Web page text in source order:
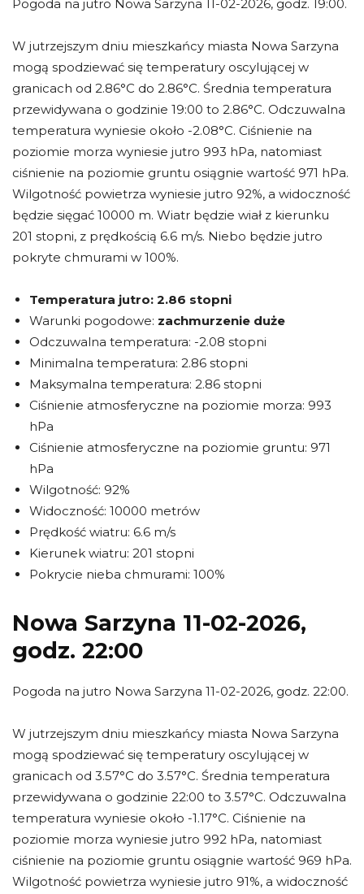
Pogoda na jutro Nowa Sarzyna 11-02-2026, godz. 19:00.
W jutrzejszym dniu mieszkańcy miasta Nowa Sarzyna
mogą spodziewać się temperatury oscylującej w
granicach od 2.86°C do 2.86°C. Średnia temperatura
przewidywana o godzinie 19:00 to 2.86°C. Odczuwalna
temperatura wyniesie około -2.08°C. Ciśnienie na
poziomie morza wyniesie jutro 993 hPa, natomiast
ciśnienie na poziomie gruntu osiągnie wartość 971 hPa.
Wilgotność powietrza wyniesie jutro 92%, a widoczność
będzie sięgać 10000 m. Wiatr będzie wiał z kierunku
201 stopni, z prędkością 6.6 m/s. Niebo będzie jutro
pokryte chmurami w 100%.
Temperatura jutro: 2.86 stopni
Warunki pogodowe: zachmurzenie duże
Odczuwalna temperatura: -2.08 stopni
Minimalna temperatura: 2.86 stopni
Maksymalna temperatura: 2.86 stopni
Ciśnienie atmosferyczne na poziomie morza: 993
hPa
Ciśnienie atmosferyczne na poziomie gruntu: 971
hPa
Wilgotność: 92%
Widoczność: 10000 metrów
Prędkość wiatru: 6.6 m/s
Kierunek wiatru: 201 stopni
Pokrycie nieba chmurami: 100%
Nowa Sarzyna 11-02-2026,
godz. 22:00
Pogoda na jutro Nowa Sarzyna 11-02-2026, godz. 22:00.
W jutrzejszym dniu mieszkańcy miasta Nowa Sarzyna
mogą spodziewać się temperatury oscylującej w
granicach od 3.57°C do 3.57°C. Średnia temperatura
przewidywana o godzinie 22:00 to 3.57°C. Odczuwalna
temperatura wyniesie około -1.17°C. Ciśnienie na
poziomie morza wyniesie jutro 992 hPa, natomiast
ciśnienie na poziomie gruntu osiągnie wartość 969 hPa.
Wilgotność powietrza wyniesie jutro 91%, a widoczność